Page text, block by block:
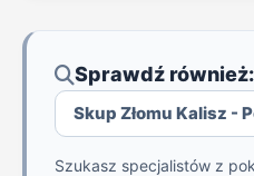
Sprawdź również:
Skup Złomu Kalisz -
Szukasz specjalistów z